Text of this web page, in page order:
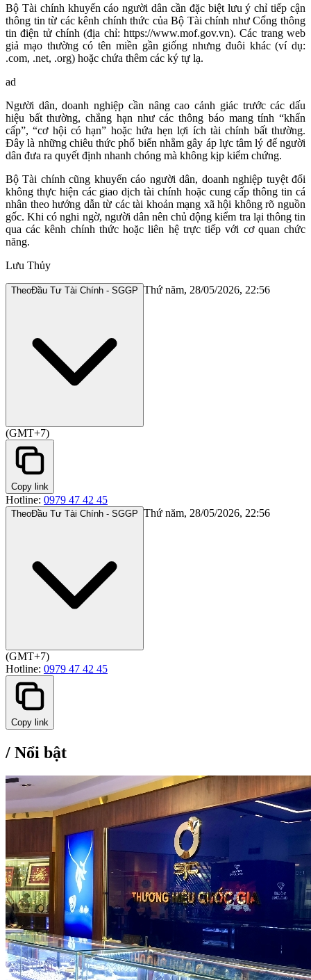
Bộ Tài chính khuyến cáo người dân cần đặc biệt lưu ý chỉ tiếp cận
thông tin từ các kênh chính thức của Bộ Tài chính như Cổng thông
tin điện tử chính (địa chỉ: https://www.mof.gov.vn). Các trang web
giả mạo thường có tên miền gần giống nhưng đuôi khác (ví dụ:
.com, .net, .org) hoặc chứa thêm các ký tự lạ.
ad
Người dân, doanh nghiệp cần nâng cao cảnh giác trước các dấu
hiệu bất thường, chẳng hạn như các thông báo mang tính “khẩn
cấp”, “cơ hội có hạn” hoặc hứa hẹn lợi ích tài chính bất thường.
Đây là những chiêu thức phổ biến nhằm gây áp lực tâm lý để người
dân đưa ra quyết định nhanh chóng mà không kịp kiểm chứng.
Bộ Tài chính cũng khuyến cáo người dân, doanh nghiệp tuyệt đối
không thực hiện các giao dịch tài chính hoặc cung cấp thông tin cá
nhân theo hướng dẫn từ các tài khoản mạng xã hội không rõ nguồn
gốc. Khi có nghi ngờ, người dân nên chủ động kiểm tra lại thông tin
qua các kênh chính thức hoặc liên hệ trực tiếp với cơ quan chức
năng.
Lưu Thủy
TheoĐầu Tư Tài Chính - SGGP Thứ năm, 28/05/2026, 22:56
(GMT+7)
Copy link
Hotline: 0979 47 42 45
TheoĐầu Tư Tài Chính - SGGP Thứ năm, 28/05/2026, 22:56
(GMT+7)
Hotline: 0979 47 42 45
Copy link
/ Nổi bật